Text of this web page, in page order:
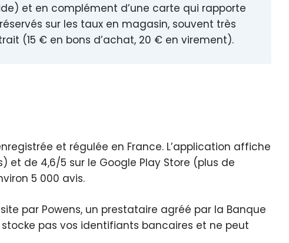
et en complément d’une carte qui rapporte
sur les taux en magasin, souvent très
(15 € en bons d’achat, 20 € en virement).
et régulée en France. L’application affiche
et de 4,6/5 sur le Google Play Store (plus de
5 000 avis.
par Powens, un prestataire agréé par la Banque
stocke pas vos identifiants bancaires et ne peut